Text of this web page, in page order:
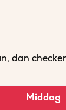
dan
Middag